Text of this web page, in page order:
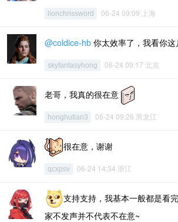
lionchrissword 06-24 09:09 上海
@coldice-hb 你太效率了，我看你
skyfantasyhong 06-24 09:17 北京
老哥，我真的很在意
honghutian3 06-24 09:26 黑龙江
很在意，谢谢
qcxpsv 06-24 14:34 浙江
支持支持，我基本一般都是看
家不发声并不代表不在意~